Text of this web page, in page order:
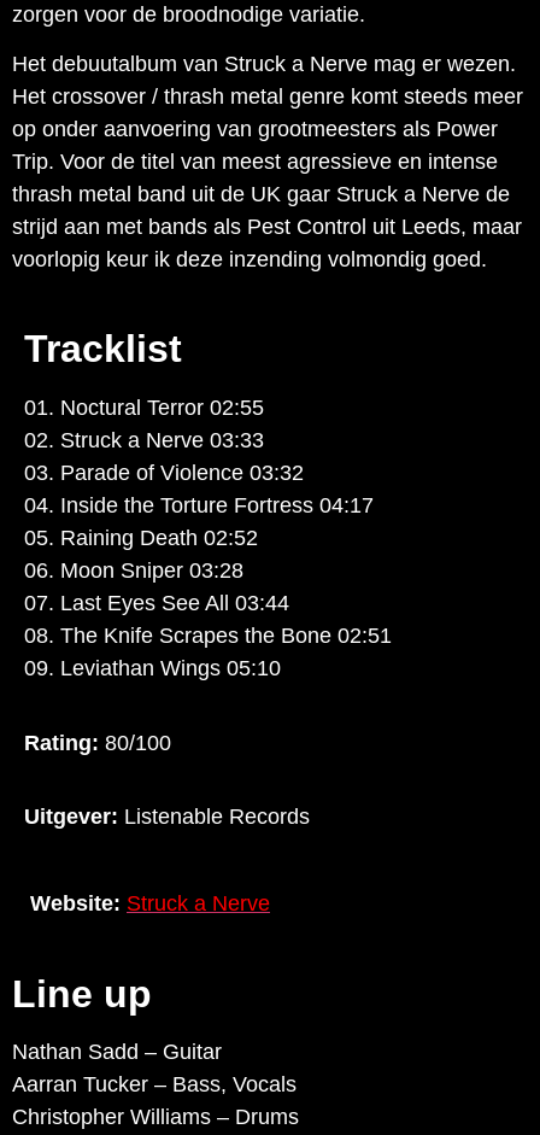
zorgen voor de broodnodige variatie.
Het debuutalbum van Struck a Nerve mag er wezen.
Het crossover / thrash metal genre komt steeds meer
op onder aanvoering van grootmeesters als Power
Trip. Voor de titel van meest agressieve en intense
thrash metal band uit de UK gaar Struck a Nerve de
strijd aan met bands als Pest Control uit Leeds, maar
voorlopig keur ik deze inzending volmondig goed.
Tracklist
01. Noctural Terror 02:55
02. Struck a Nerve 03:33
03. Parade of Violence 03:32
04. Inside the Torture Fortress 04:17
05. Raining Death 02:52
06. Moon Sniper 03:28
07. Last Eyes See All 03:44
08. The Knife Scrapes the Bone 02:51
09. Leviathan Wings 05:10
Rating: 80/100
Uitgever: Listenable Records
Website: Struck a Nerve
Line up
Nathan Sadd – Guitar
Aarran Tucker – Bass, Vocals
Christopher Williams – Drums